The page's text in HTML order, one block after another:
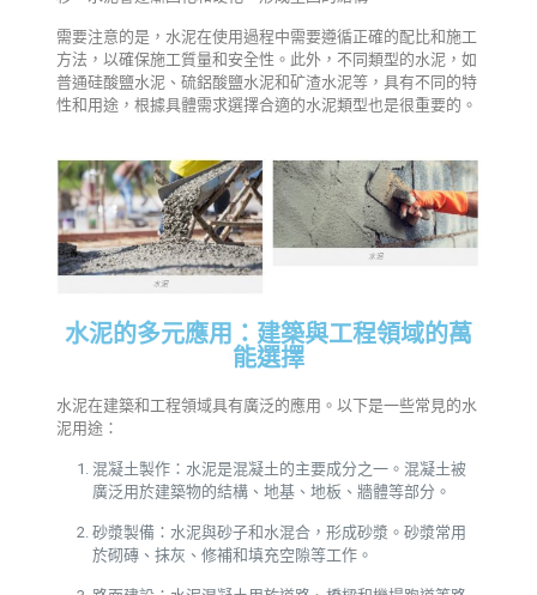
需要注意的是，水泥在使用過程中需要遵循正確的配比和施工
方法，以確保施工質量和安全性。此外，不同類型的水泥，如
普通硅酸鹽水泥、硫鋁酸鹽水泥和矿渣水泥等，具有不同的特
性和用途，根據具體需求選擇合適的水泥類型也是很重要的。
水泥的多元應用：建築與工程領域的萬
能選擇
水泥在建築和工程領域具有廣泛的應用。以下是一些常見的水
泥用途：
混凝土製作：水泥是混凝土的主要成分之一。混凝土被
廣泛用於建築物的結構、地基、地板、牆體等部分。
砂漿製備：水泥與砂子和水混合，形成砂漿。砂漿常用
於砌磚、抹灰、修補和填充空隙等工作。